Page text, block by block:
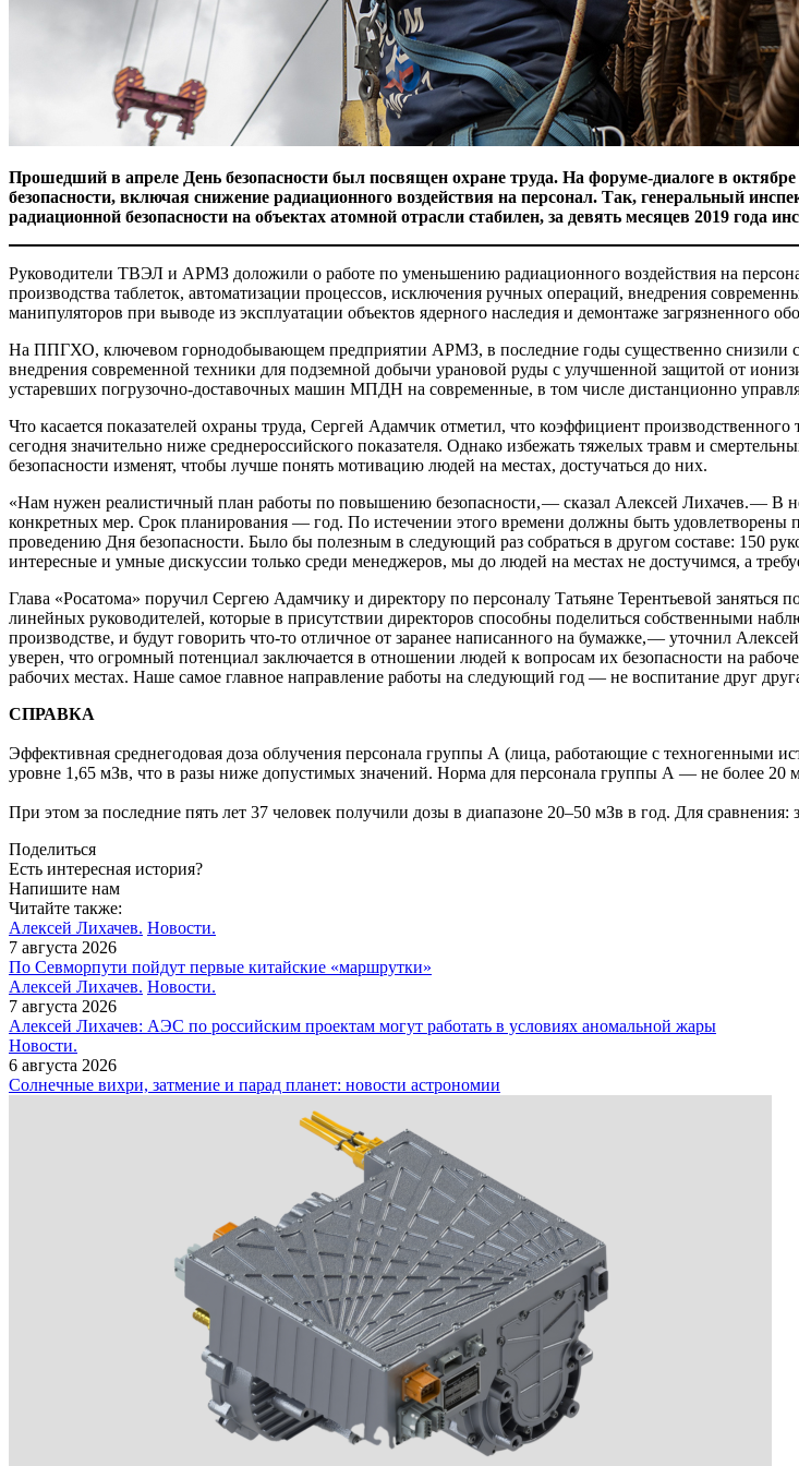
Прошедший в апреле День безопасности был посвящен охране труда. На форуме-диалоге в
безопасности, включая снижение радиационного воздействия на персонал. Так, генеральный
радиационной безопасности на объектах атомной отрасли стабилен, за девять месяцев 2019 года
Руководители ТВЭЛ и АРМЗ доложили о работе по уменьшению радиационного воздействия на
производства таблеток, автоматизации процессов, исключения ручных операций, внедрения
манипуляторов при выводе из эксплуатации объектов ядерного наследия и демонтаже загрязненного
На ППГХО, ключевом горнодобывающем предприятии АРМЗ, в последние годы существенно снизили
внедрения современной техники для подземной добычи урановой руды с улучшенной защитой от
устаревших погрузочно-доставочных машин МПДН на современные, в том числе дистанционно
Что касается показателей охраны труда, Сергей Адамчик отметил, что коэффициент
сегодня значительно ниже среднероссийского показателя. Однако избежать тяжелых травм и
безопасности изменят, чтобы лучше понять мотивацию людей на местах, достучаться до них.
«Нам нужен реалистичный план работы по повышению безопасности, — сказал Алексей Лихачев. — В
конкретных мер. Срок планирования — год. По истечении этого времени должны быть удовлетворены
проведению Дня безопасности. Было бы полезным в следующий раз собраться в другом составе: 150
интересные и умные дискуссии только среди менеджеров, мы до людей на местах не достучимся, а
Глава «Росатома» поручил Сергею Адамчику и директору по персоналу Татьяне Терентьевой
линейных руководителей, которые в присутствии директоров способны поделиться собственными
производстве, и будут говорить что-то отличное от заранее написанного на бумажке, — уточнил
уверен, что огромный потенциал заключается в отношении людей к вопросам их безопасности на
рабочих местах. Наше самое главное направление работы на следующий год — не воспитание друг
СПРАВКА
Эффективная среднегодовая доза облучения персонала группы А (лица, работающие с техногенными
уровне 1,65 мЗв, что в разы ниже допустимых значений. Норма для персонала группы А — не более 20
При этом за последние пять лет 37 человек получили дозы в диапазоне 20–50 мЗв в год. Для
Поделиться
Есть интересная история?
Напишите нам
Читайте также:
Алексей Лихачев. Новости.
7 августа 2026
По Севморпути пойдут первые китайские «маршрутки»
Алексей Лихачев. Новости.
7 августа 2026
Алексей Лихачев: АЭС по российским проектам могут работать в условиях аномальной жары
Новости.
6 августа 2026
Солнечные вихри, затмение и парад планет: новости астрономии